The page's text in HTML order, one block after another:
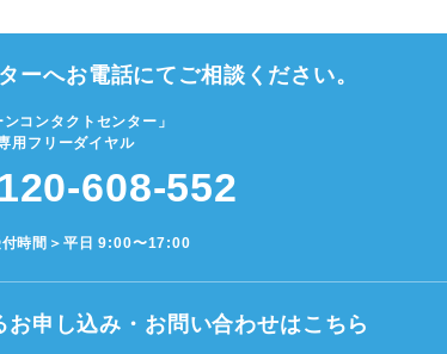
ーへお電話にてご相談ください。
ンコンタクトセンター」
用フリーダイヤル
608-552
付時間＞平日 9:00〜17:00
お申し込み・お問い合わせはこちら